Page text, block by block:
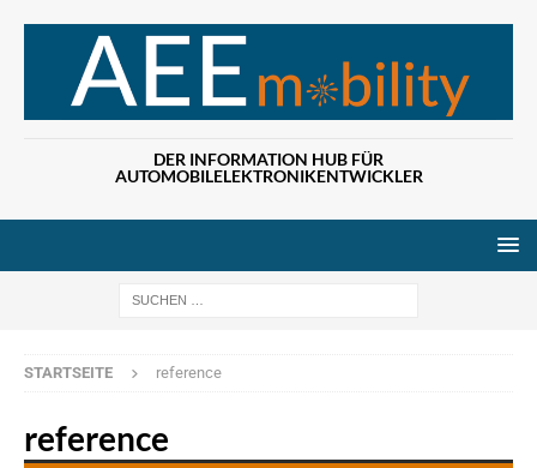
DER INFORMATION HUB FÜR
AUTOMOBILELEKTRONIKENTWICKLER
STARTSEITE reference
reference